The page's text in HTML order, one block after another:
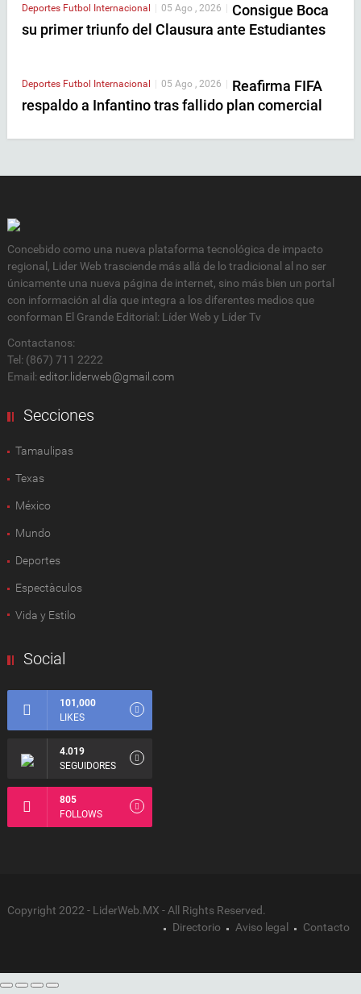
Deportes Futbol Internacional | 05 Ago , 2026 | Consigue Boca
su primer triunfo del Clausura ante Estudiantes
Deportes Futbol Internacional 05 Ago , 2026
Reafirma FIFA
respaldo a Infantino tras fallido plan comercial
Concebido como una nueva plataforma tecnológica de impacto
regional, Lider Web trasciende más allá de lo tradicional al no ser
únicamente una nueva página de internet, sino más bien un portal
con información al día que integra a los diferentes medios que
conforman El Grande Editorial: Líder Web y Líder Tv
Contactanos:
Tel: (867) 711 2222
Email: editor.liderweb@gmail.com
Secciones
Tamaulipas
Texas
México
Mundo
Deportes
Espectàculos
Vida y Estilo
Social
101,000
LIKES
4.019
SEGUIDORES
805
FOLLOWS
Copyright 2022 - LiderWeb.MX - All Rights Reserved.
Directorio
Aviso legal Contacto